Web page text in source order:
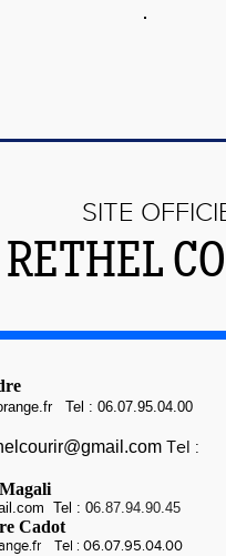
SITE
RETHEL
Tel : 06.07.95.04.00
Tel :
Tel : 06.87.94.90.45
Cadot
Tel : 06.07.95.04.00